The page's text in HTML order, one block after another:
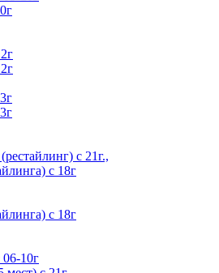
с 21г.,
с 18г
с 18г
10г